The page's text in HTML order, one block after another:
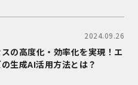
2024.09.26
の高度化・効率化を実現！エ
生成AI活用方法とは？